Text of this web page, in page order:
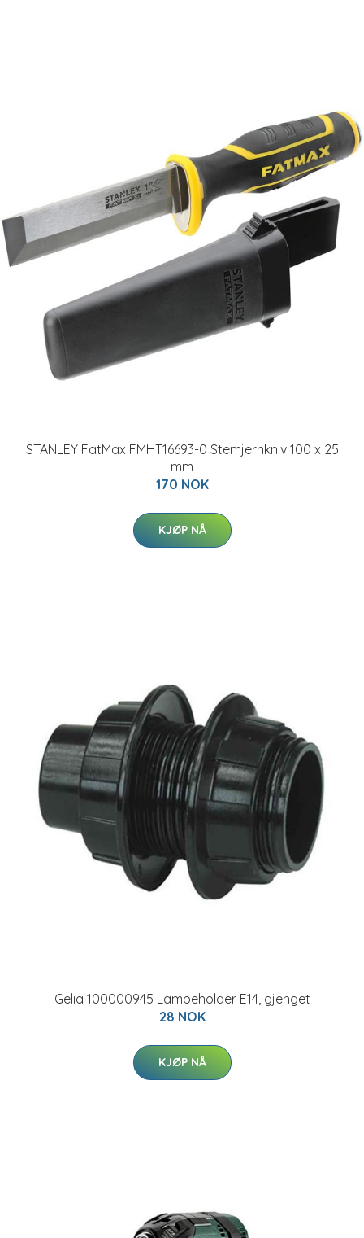
STANLEY FatMax FMHT16693-0 Stemjernkniv 100 x 25
mm
170 NOK
KJØP NÅ
Gelia 100000945 Lampeholder E14, gjenget
28 NOK
KJØP NÅ